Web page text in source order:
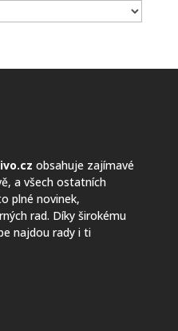
obsahuje zajímavé
a všech ostatních
plné novinek,
rad. Díky širokému
najdou rady i ti